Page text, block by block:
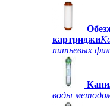
картриджи
питьевых
воды